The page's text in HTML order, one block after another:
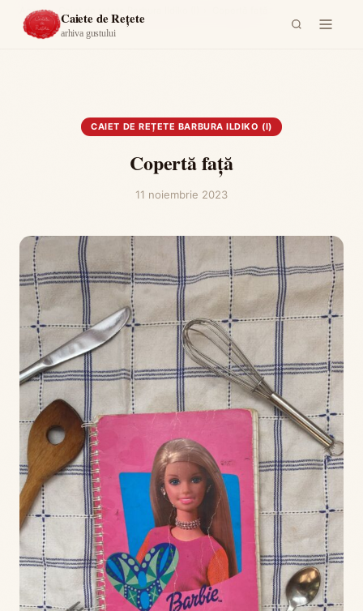
Caiete de Rețete
arhiva gustului
Acasă ›
CAIET DE REȚETE BARBURA ILDIKO (I)
Copertă față
11 noiembrie 2023